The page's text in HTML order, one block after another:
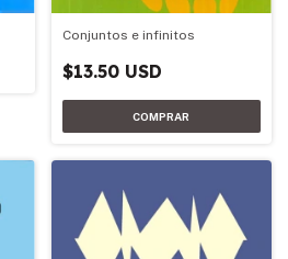
Conjuntos e infinitos
$13.50 USD